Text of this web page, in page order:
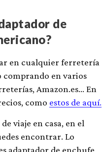
de
en cualquier ferretería
comprando en varios
Amazon.es… En
como estos de aquí.
viaje en casa, en el
encontrar. Lo
adaptador de enchufe